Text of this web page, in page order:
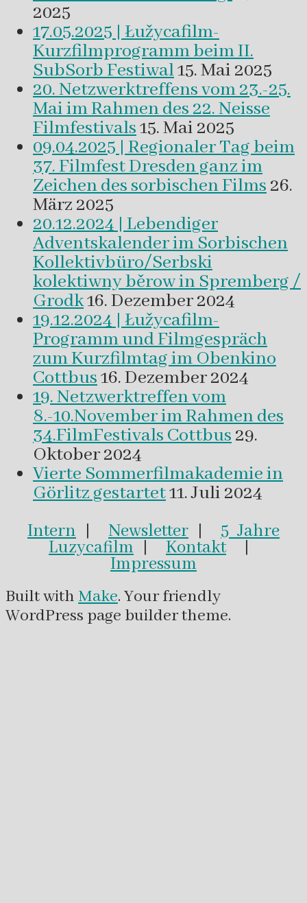
2025
17.05.2025 | Łužycafilm-
Kurzfilmprogramm beim II.
SubSorb Festiwal15. Mai 2025
20. Netzwerktreffens vom 23.-25.
Mai im Rahmen des 22. Neisse
Filmfestivals15. Mai 2025
09.04.2025 | Regionaler Tag beim
37. Filmfest Dresden ganz im
Zeichen des sorbischen Films26.
März 2025
20.12.2024 | Lebendiger
Adventskalender im Sorbischen
Kollektivbüro/Serbski
kolektiwny běrow in Spremberg /
Grodk16. Dezember 2024
19.12.2024 | Łužycafilm-
Programm und Filmgespräch
zum Kurzfilmtag im Obenkino
Cottbus16. Dezember 2024
19. Netzwerktreffen vom
8.-10.November im Rahmen des
34.FilmFestivals Cottbus29.
Oktober 2024
Vierte Sommerfilmakademie in
Görlitz gestartet11. Juli 2024
Intern | Newsletter | 5 Jahre
Luzycafilm | Kontakt|
Impressum
Built withMake. Your friendly
WordPress page builder theme.